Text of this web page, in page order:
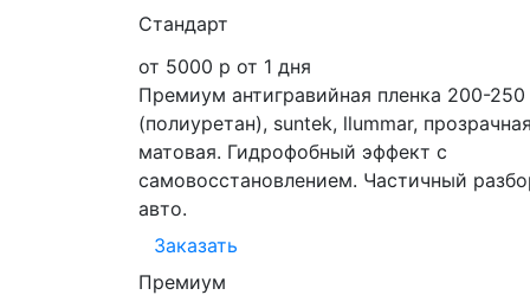
Стандарт
от 5000 р от 1 дня
Премиум антигравийная пленка 200-
(полиуретан), suntek, llummar,
матовая. Гидрофобный эффект с
самовосcтановлением. Частичный
авто.
Заказать
Премиум